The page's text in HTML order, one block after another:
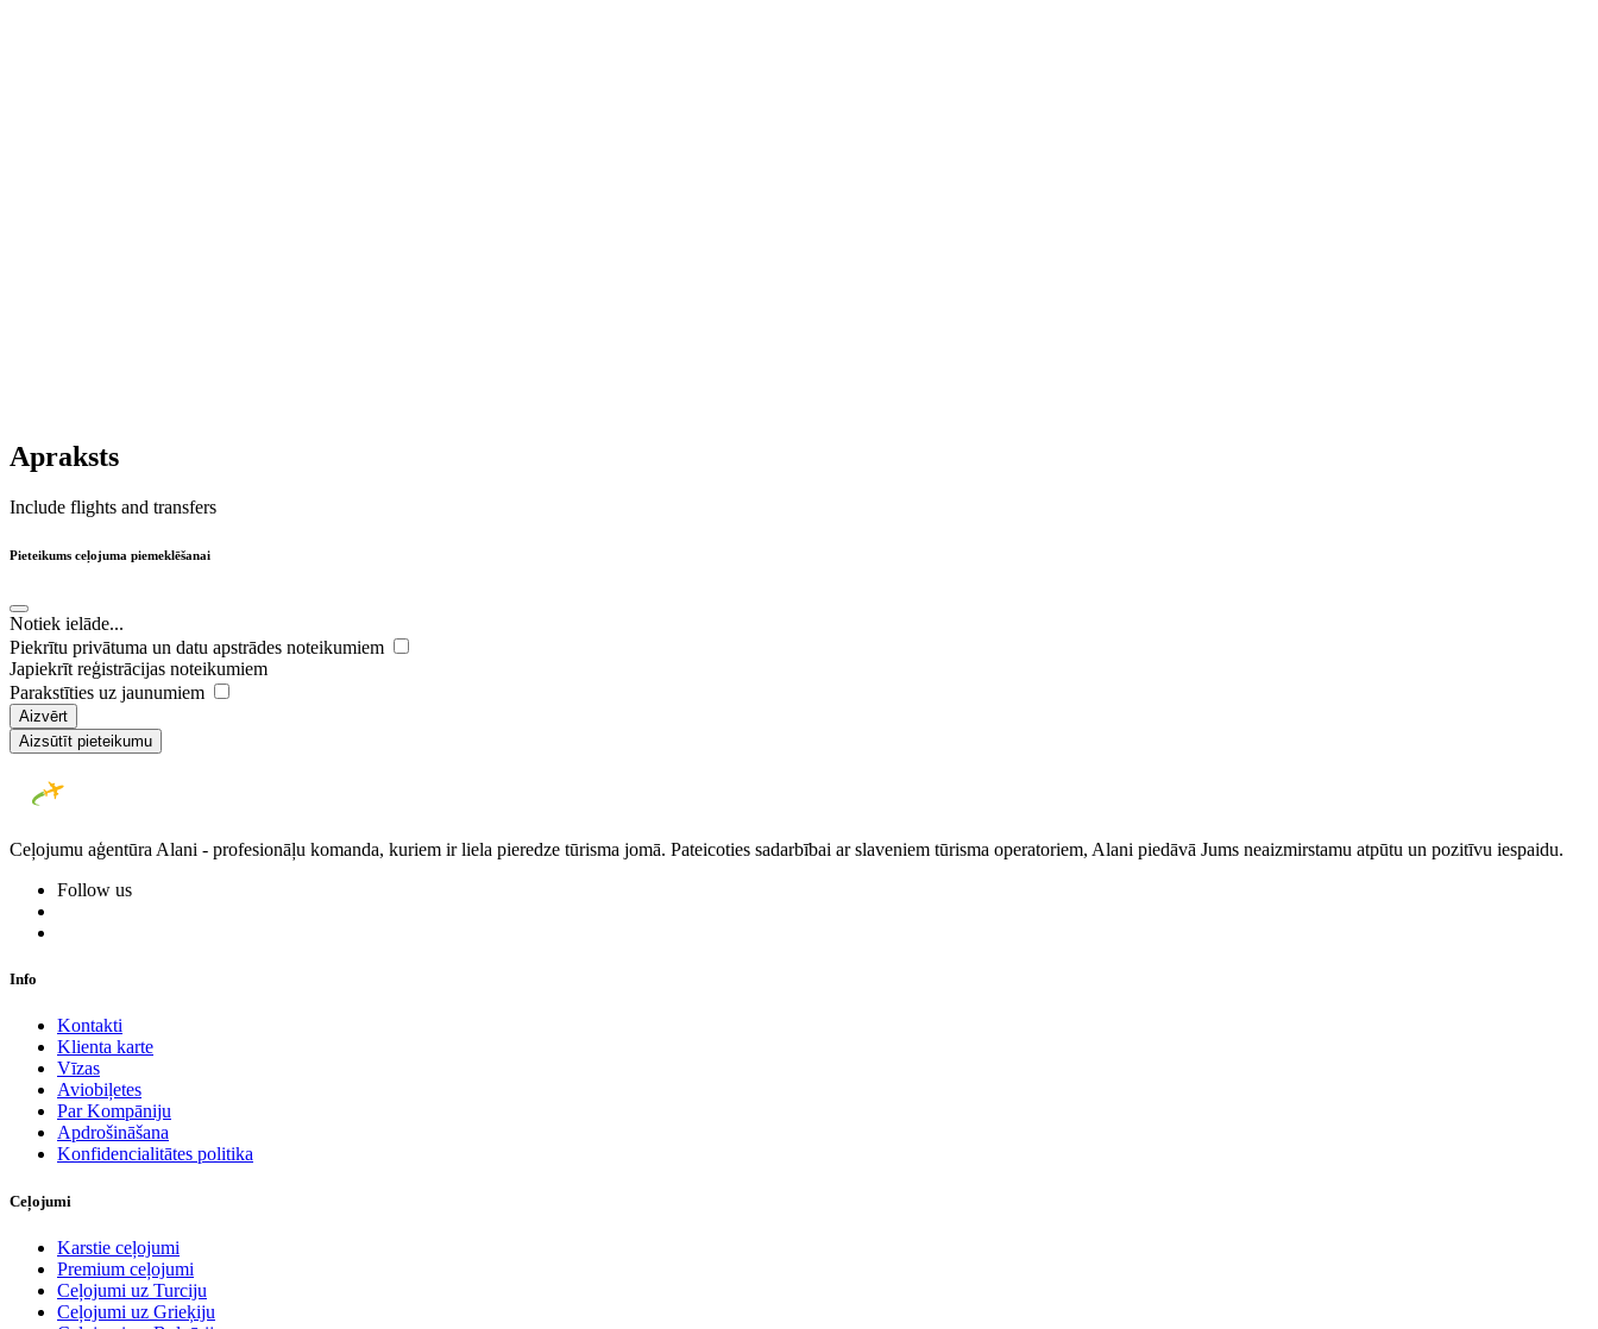
Apraksts
Include flights and transfers
Pieteikums ceļojuma piemeklēšanai
Notiek ielāde...
Piekrītu privātuma un datu apstrādes noteikumiem
Japiekrīt reģistrācijas noteikumiem
Parakstīties uz jaunumiem
Aizvērt
Aizsūtīt pieteikumu
Ceļojumu aģentūra Alani - profesionāļu komanda, kuriem ir liela pieredze tūrisma jomā. Pateicoties sadarbībai ar slaveniem tūrisma operatoriem, Alani piedāvā Jums neaizmirstamu atpūtu un pozitīvu iespaidu.
Follow us
Info
Kontakti
Klienta karte
Vīzas
Aviobiļetes
Par Kompāniju
Apdrošināšana
Konfidencialitātes politika
Ceļojumi
Karstie ceļojumi
Premium ceļojumi
Ceļojumi uz Turciju
Ceļojumi uz Grieķiju